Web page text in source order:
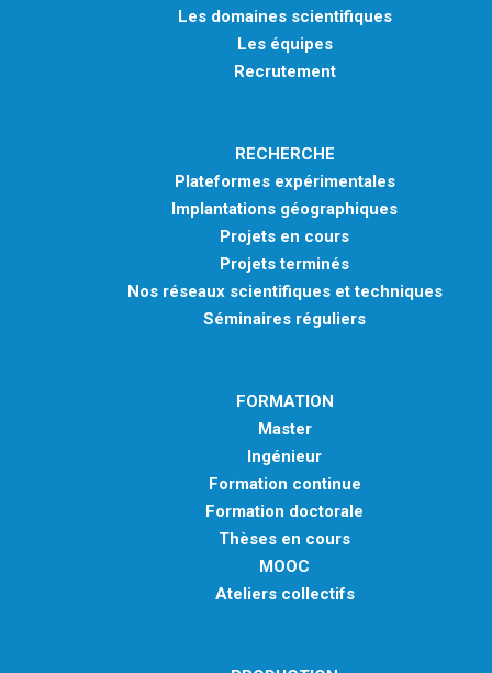
Les domaines scientifiques
Les équipes
Recrutement
RECHERCHE
Plateformes expérimentales
Implantations géographiques
Projets en cours
Projets terminés
Nos réseaux scientifiques et techniques
Séminaires réguliers
FORMATION
Master
Ingénieur
Formation continue
Formation doctorale
Thèses en cours
MOOC
Ateliers collectifs